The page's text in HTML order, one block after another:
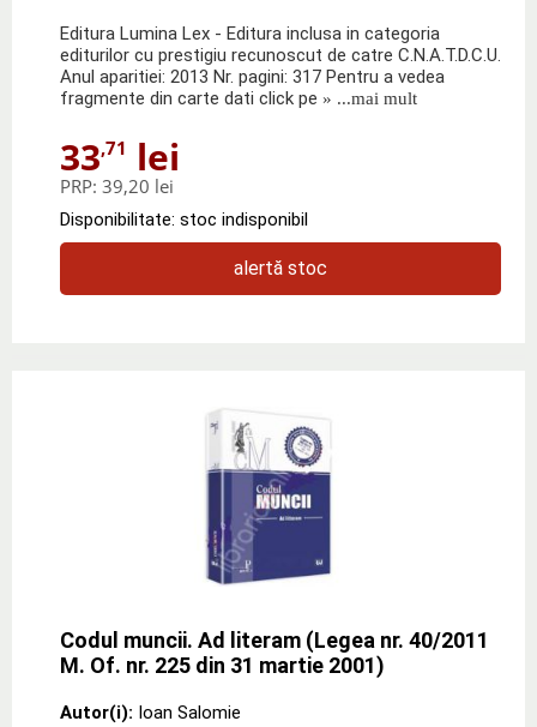
Editura Lumina Lex - Editura inclusa in categoria
editurilor cu prestigiu recunoscut de catre C.N.A.T.D.C.U.
Anul aparitiei: 2013 Nr. pagini: 317 Pentru a vedea
fragmente din carte dati click pe » ...mai mult
33,71 lei
PRP: 39,20 lei
Disponibilitate: stoc indisponibil
alertă stoc
Codul muncii. Ad literam (Legea nr. 40/2011
M. Of. nr. 225 din 31 martie 2001)
Autor(i): Ioan Salomie